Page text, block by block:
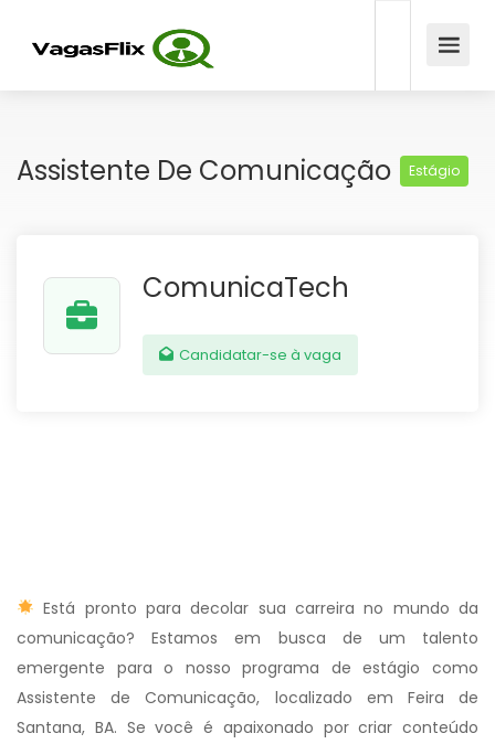
Assistente De Comunicação Estágio
ComunicaTech
Candidatar-se à vaga
Está pronto para decolar sua carreira no mundo da
comunicação? Estamos em busca de um talento
emergente para o nosso programa de estágio como
Assistente de Comunicação, localizado em Feira de
Santana, BA. Se você é apaixonado por criar conteúdo